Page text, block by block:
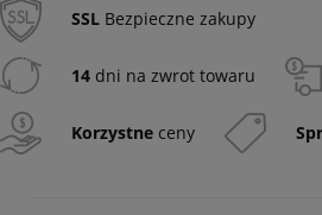
SSL Bezpieczne zakupy
14 dni na zwrot towaru
Korzystne ceny